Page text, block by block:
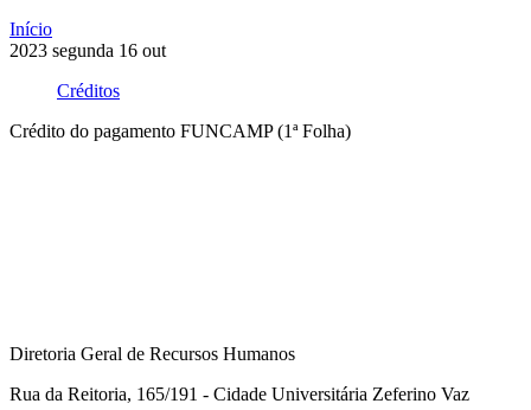
Início
2023 segunda 16 out
Créditos
Crédito do pagamento FUNCAMP (1ª Folha)
Diretoria Geral de Recursos Humanos
Rua da Reitoria, 165/191 - Cidade Universitária Zeferino Vaz